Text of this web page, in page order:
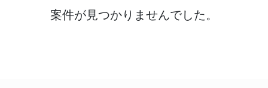
案件が見つかりませんでした。